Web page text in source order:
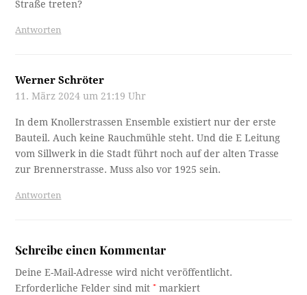
Straße treten?
Antworten
Werner Schröter
11. März 2024 um 21:19 Uhr
In dem Knollerstrassen Ensemble existiert nur der erste
Bauteil. Auch keine Rauchmühle steht. Und die E Leitung
vom Sillwerk in die Stadt führt noch auf der alten Trasse
zur Brennerstrasse. Muss also vor 1925 sein.
Antworten
Schreibe einen Kommentar
Deine E-Mail-Adresse wird nicht veröffentlicht.
Erforderliche Felder sind mit* markiert